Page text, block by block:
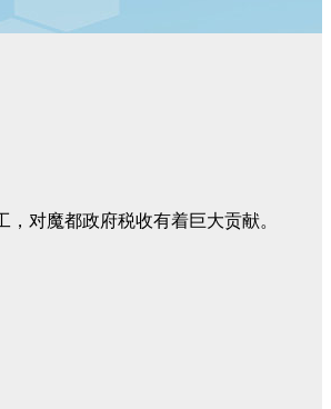
对魔都政府税收有着巨大贡献。